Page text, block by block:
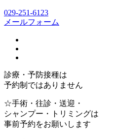
029-251-6123
メールフォーム
診療・予防接種は
予約制ではありません
☆手術・往診・送迎・
シャンプー・トリミングは
事前予約をお願いします